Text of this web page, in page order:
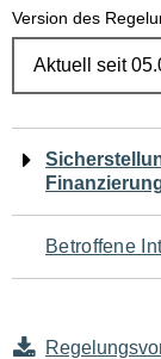
Version des
für
den
Betroffene